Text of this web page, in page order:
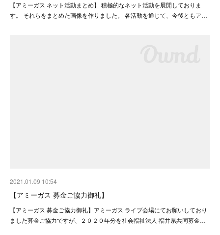
【アミーガス ネット活動まとめ】 積極的なネット活動を展開しておりま
す。 それらをまとめた画像を作りました。 各活動を通じて、今後ともア…
2021.01.09 10:54
【アミーガス 募金ご協力御礼】
【アミーガス 募金ご協力御礼】アミーガス ライブ会場にてお願いしており
ました募金ご協力ですが、２０２０年分を社会福祉法人 福井県共同募金…